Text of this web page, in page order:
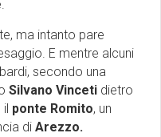
ma intanto pare
E mentre alcuni
secondo una
Silvano Vinceti dietro
ponte Romito, un
di Arezzo.